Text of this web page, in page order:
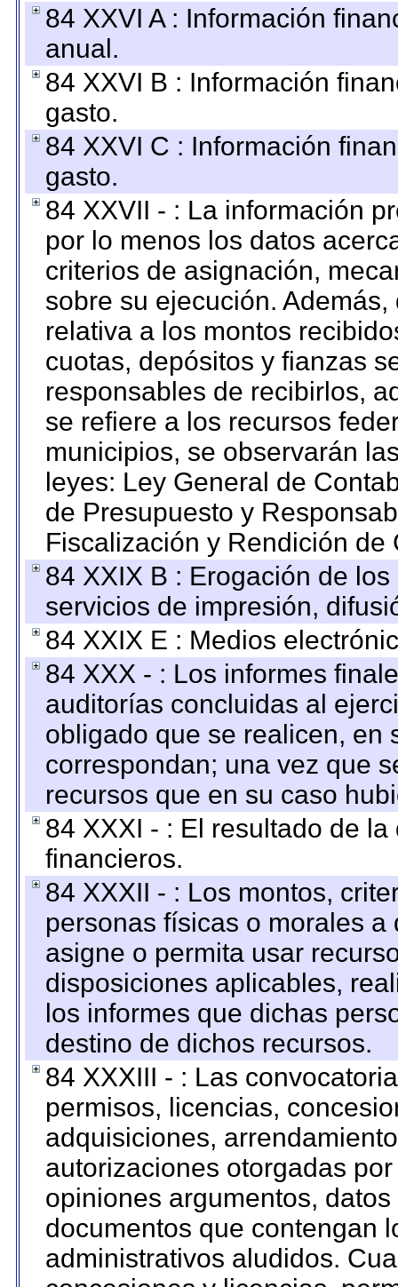
84 XXVI A : Información
anual.
84 XXVI B : Información
gasto.
84 XXVI C : Información
gasto.
84 XXVII - : La información
por lo menos los datos
criterios de asignación,
sobre su ejecución.
relativa a los montos
cuotas, depósitos y fianzas
responsables de recibirlos,
se refiere a los recursos
municipios, se observarán
leyes: Ley General de
de Presupuesto y
Fiscalización y Rendición
84 XXIX B : Erogación de
servicios de impresión,
84 XXIX E : Medios
84 XXX - : Los informes
auditorías concluidas al
obligado que se realicen, en
correspondan; una vez que
recursos que en su caso
84 XXXI - : El resultado de
financieros.
84 XXXII - : Los montos,
personas físicas o morales
asigne o permita usar
disposiciones aplicables,
los informes que dichas
destino de dichos recursos.
84 XXXIII - : Las
permisos, licencias,
adquisiciones,
autorizaciones otorgadas
opiniones argumentos,
documentos que contengan
administrativos aludidos.